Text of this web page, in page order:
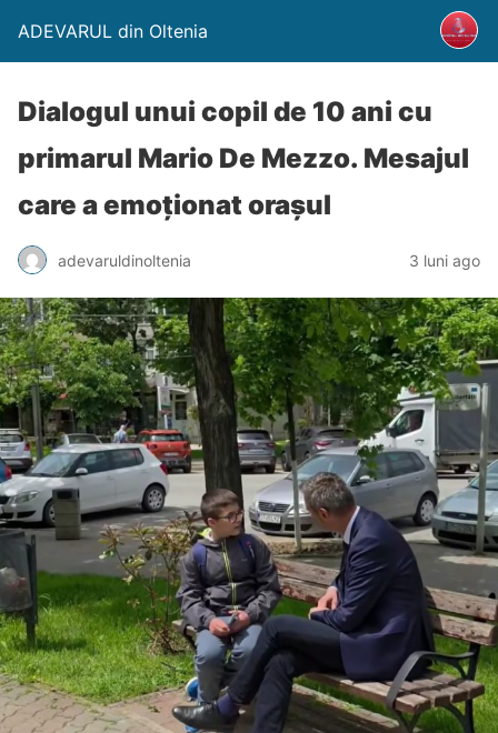
ADEVARUL din Oltenia
Dialogul unui copil de 10 ani cu
primarul Mario De Mezzo. Mesajul
care a emoționat orașul
adevaruldinoltenia 3 luni ago